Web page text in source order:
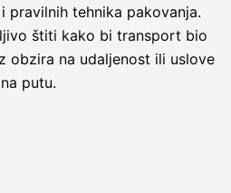
pravilnih tehnika pakovanja.
štiti kako bi transport bio
obzira na udaljenost ili uslove
na putu.